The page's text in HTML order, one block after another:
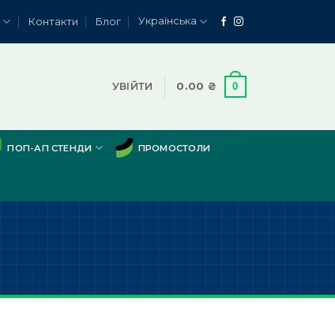
Контакти Блог Українська
УВІЙТИ 0.00 ₴ 0
ПОП-АП СТЕНДИ ПРОМОСТОЛИ